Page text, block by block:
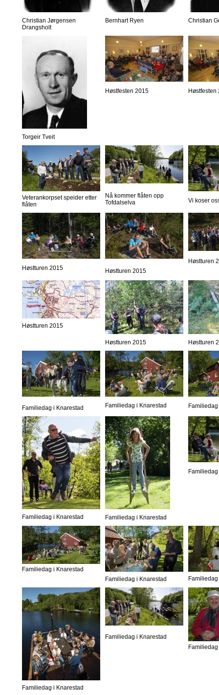
Christian Jørgensen
Drangsholt
Bernhart Ryen Christian
Torgeir Tveit
Høstfesten 2015 Høstfesten
Veterankorpset speider etter
flåten
Nå kommer flåten opp
Tofdalselva
Vi koser
Høstturen 2015 Høstturen 2015
Høstturen
Høstturen 2015
Høstturen 2015 Høstturen
Familiedag i Knarestad Familiedag i Knarestad
Familiedag i Knarestad Familiedag i Knarestad
Familiedag i Knarestad
Familiedag i Knarestad
Familiedag i Knarestad
Familiedag i Knarestad